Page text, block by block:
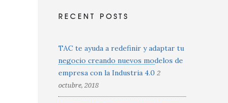
RECENT POSTS
TAC te ayuda a redefinir y adaptar tu
negocio creando nuevos modelos de
empresa con la Industria 4.0 2
octubre, 2018